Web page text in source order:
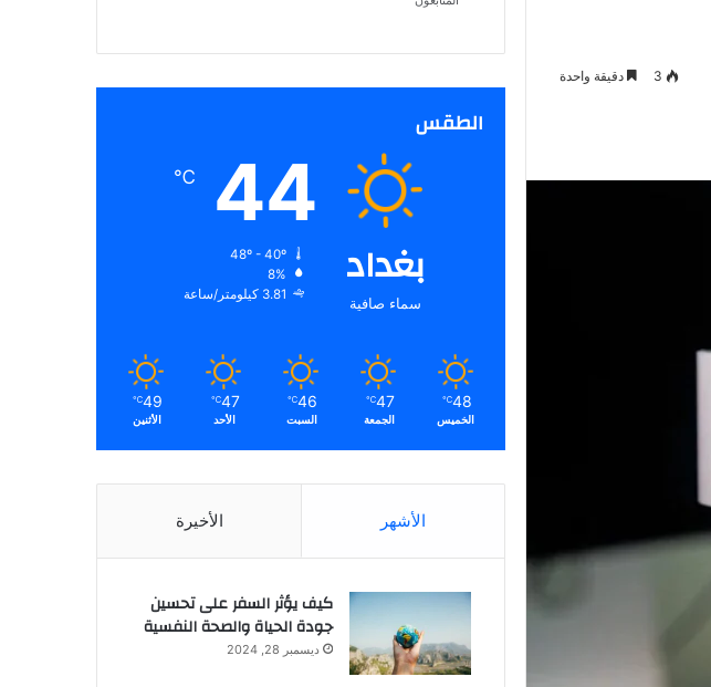
3 دقيقة واحدة
الطقس
بغداد
سماء صافية
44
℃
8%
3.81 كيلومتر/ساعة
48
℃
الخميس
47
℃
الجمعة
46
℃
السبت
47
℃
الأحد
49
℃
الأثنين
الأشهر الأخيرة
كيف يؤثر السفر على تحسين
جودة الحياة والصحة النفسية
ديسمبر 28, 2024